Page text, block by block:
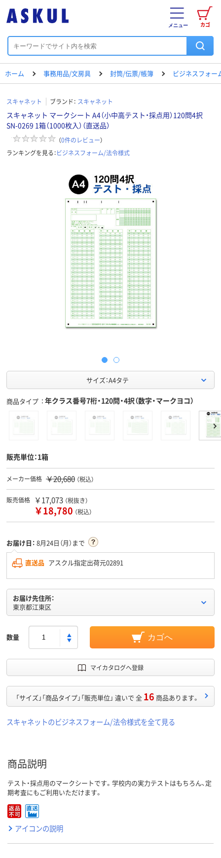
カゴ
メニュー
ホーム 事務用品/文房具 封筒/伝票/帳簿 ビジネスフォー
スキャネット ブランド： スキャネット
スキャネット マークシート A4（小中高テスト・採点用）120問4択
SN-0269 1箱（1000枚入）（直送品）
（0件のレビュー）
ランキングを見る：ビジネスフォーム/法令様式
サイズ：A4タテ
商品タイプ 年クラス番号7桁・120問・4択（数字・マークヨコ）
販売単位：1箱
メーカー価格 ￥20,680 （税込）
販売価格 ￥17,073 （税抜き）
￥18,780 （税込）
お届け日： 8月24日（月）まで
直送品 アスクル指定出荷元02891
お届け先住所：
東京都江東区
数量 カゴへ
マイカタログへ登録
「サイズ」「商品タイプ」「販売単位」 違いで 全 16 商品あります。
スキャネットのビジネスフォーム/法令様式を全て見る
商品説明
テスト・採点用のマークシートです。学校内の実力テストはもちろん、定
期考査にもご利用いただけます。
アイコンの説明